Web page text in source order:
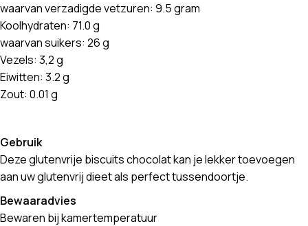
waarvan verzadigde vetzuren: 9.5 gram
Koolhydraten: 71.0 g
waarvan suikers: 26 g
Vezels: 3,2 g
Eiwitten: 3.2 g
Zout: 0.01 g
Gebruik
Deze glutenvrije biscuits chocolat kan je lekker toevoegen
aan uw glutenvrij dieet als perfect tussendoortje.
Bewaaradvies
Bewaren bij kamertemperatuur